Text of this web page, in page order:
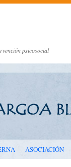
psicosocial
ASOCIACIÓN